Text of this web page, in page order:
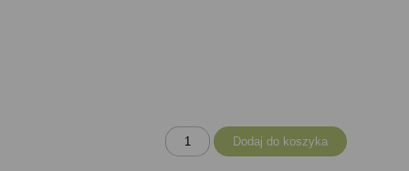
ilość
Tablica
Dodaj do koszyka